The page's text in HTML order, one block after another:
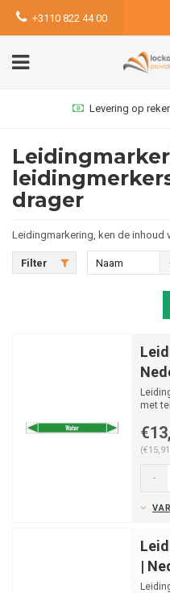
+3110 822 44 00
Levering op
drager
Leidingmarkering, ken de inhoud
Filter
Naam
met
-
|